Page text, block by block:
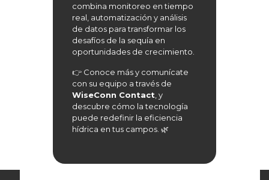
combina monitoreo en tiempo
real, automatización y análisis
de datos para transformar los
desafíos de la sequía en
oportunidades de crecimiento.
👉 Conoce más y comunícate
con su equipo a través de
WiseConn Contact , y
descubre cómo la tecnología
puede redefinir la eficiencia
hídrica en tus campos. 🌿